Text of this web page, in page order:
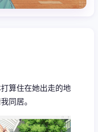
算住在她出走的地
同居。